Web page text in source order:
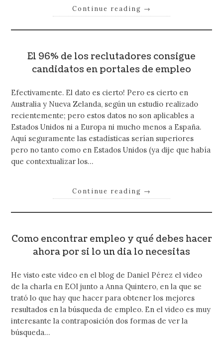
Continue reading →
El 96% de los reclutadores consigue
candidatos en portales de empleo
Efectivamente. El dato es cierto! Pero es cierto en
Australia y Nueva Zelanda, según un estudio realizado
recientemente; pero estos datos no son aplicables a
Estados Unidos ni a Europa ni mucho menos a España.
Aquí seguramente las estadísticas serían superiores
pero no tanto como en Estados Unidos (ya dije que había
que contextualizar los…
Continue reading →
Como encontrar empleo y qué debes hacer
ahora por si lo un dia lo necesitas
He visto este video en el blog de Daniel Pérez el video
de la charla en EOI junto a Anna Quintero, en la que se
trató lo que hay que hacer para obtener los mejores
resultados en la búsqueda de empleo. En el video es muy
interesante la contraposición dos formas de ver la
búsqueda…